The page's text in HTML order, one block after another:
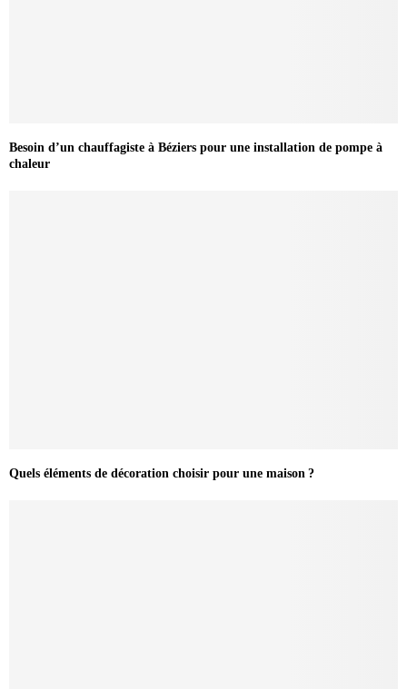
Besoin d’un chauffagiste à Béziers pour une installation de pompe à
chaleur
Quels éléments de décoration choisir pour une maison ?